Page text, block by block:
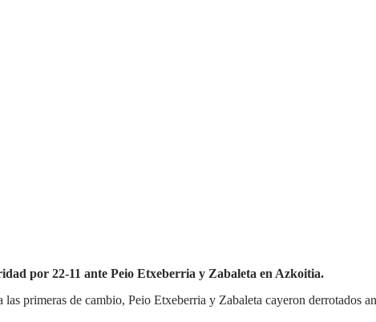
por 22-11 ante Peio Etxeberria y Zabaleta en Azkoitia.
primeras de cambio, Peio Etxeberria y Zabaleta cayeron derrotados